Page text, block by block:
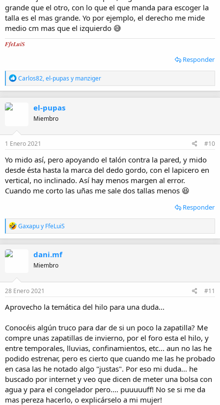
grande que el otro, con lo que el que manda para escoger la
talla es el mas grande. Yo por ejemplo, el derecho me mide
medio cm mas que el izquierdo 😅
FfeLuiS
Responder
R
e
a
n
s
Carlos82,el-pupas y manziger
el-pupas
Miembro
1 Enero 2021 #10
Yo mido así, pero apoyando el talón contra la pared, y mido
desde ésta hasta la marca del dedo gordo, con el lapicero en
vertical, no inclinado. Así hay menos margen al error.
Cuando me corto las uñas me sale dos tallas menos 😆
Responder
R
e
a
n
e
s
Gaxapuy FfeLuiS
dani.mf
Miembro
28 Enero 2021 #11
Aprovecho la temática del hilo para una duda...
Conocéis algún truco para dar de si un poco la zapatilla? Me
compre unas zapatillas de invierno, por el foro esta el hilo, y
entre temporales, lluvias, confinamientos, etc... aun no las he
podido estrenar, pero es cierto que cuando me las he probado
en casa las he notado algo "justas". Por eso mi duda... he
buscado por internet y veo que dicen de meter una bolsa con
agua y para el congelador pero.... puuuuuff! No se si me da
mas pereza hacerlo, o explicárselo a mi mujer!